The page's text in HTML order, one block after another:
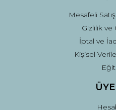
Mesafeli
Gizlilik ve
İptal ve
Kişisel